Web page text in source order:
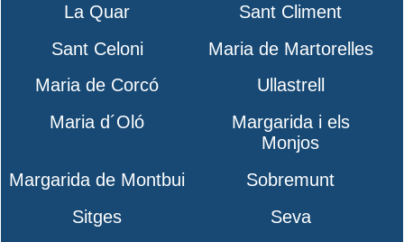
La Quar
Sant Climent
Sant Celoni
Maria de Martorelles
Maria de Corcó
Ullastrell
Maria d´Oló
Margarida i els
Monjos
Margarida de Montbui
Sobremunt
Sitges
Seva